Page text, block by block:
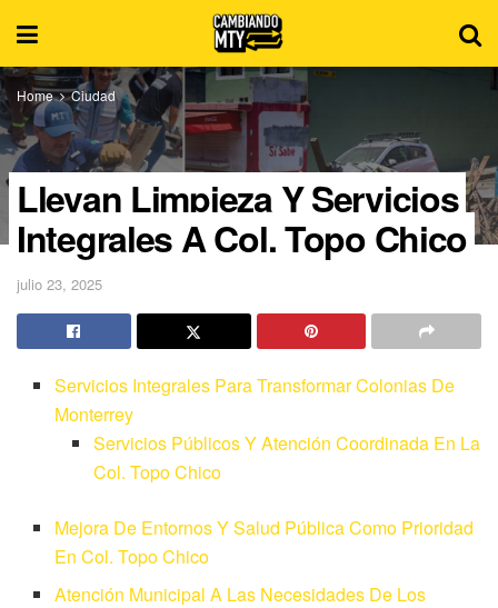
Home Ciudad
Llevan Limpieza Y Servicios
Integrales A Col. Topo Chico
julio 23, 2025
Servicios Integrales Para Transformar Colonias De
Monterrey
Servicios Públicos Y Atención Coordinada En La
Col. Topo Chico
Mejora De Entornos Y Salud Pública Como Prioridad
En Col. Topo Chico
Atención Municipal A Las Necesidades De Los